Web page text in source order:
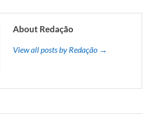
About Redação
View all posts by Redação →